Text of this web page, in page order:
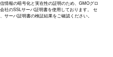
情報の暗号化と実在性の証明のため、GMOグロ
社のSSLサーバ証明書を使用しております。 セ
サーバ証明書の検証結果をご確認ください。